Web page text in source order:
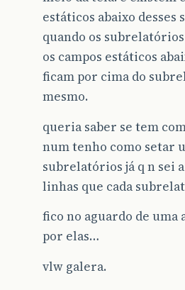
estáticos abaixo
quando os subrelatórios
os campos estáticos
ficam por cima do
mesmo.
queria saber se tem
num tenho como setar
subrelatórios já q n sei
linhas que cada
fico no aguardo de uma
por elas…
vlw galera.